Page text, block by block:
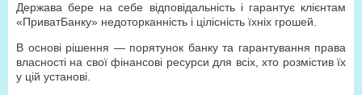
Держава бере на себе відповідальність і гарантує клієнтам
«ПриватБанку» недоторканність і цілісність їхніх грошей.
В основі рішення — порятунок банку та гарантування права
власності на свої фінансові ресурси для всіх, хто розмістив їх
у цій установі.